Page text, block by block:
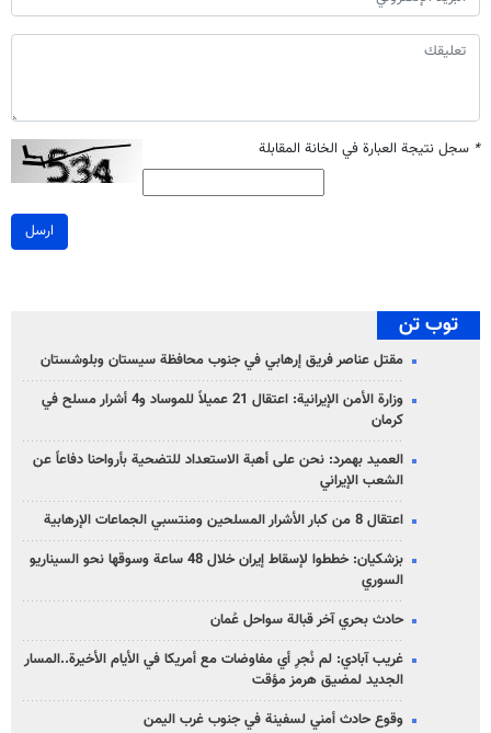
* سجل نتيجة العبارة في الخانة المقابلة
ارسل
توب تن
مقتل عناصر فريق إرهابي في جنوب محافظة سيستان وبلوشستان
وزارة الأمن الإيرانية: اعتقال 21 عميلاً للموساد و4 أشرار مسلح في
كرمان
العميد بهمرد: نحن على أهبة الاستعداد للتضحية بأرواحنا دفاعاً عن
الشعب الإيراني
اعتقال 8 من كبار الأشرار المسلحين ومنتسبي الجماعات الإرهابية
بزشكيان: خططوا لإسقاط إيران خلال 48 ساعة وسوقها نحو السيناريو
السوري
حادث بحري آخر قبالة سواحل عُمان
غريب آبادي: لم نُجرِ أي مفاوضات مع أمريكا في الأيام الأخيرة..المسار
الجديد لمضيق هرمز مؤقت
وقوع حادث أمني لسفينة في جنوب غرب اليمن